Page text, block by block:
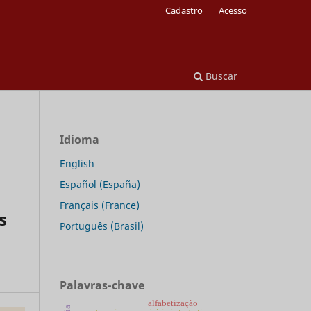
Buscar
Cadastro Acesso
Idioma
English
Español (España)
Français (France)
Português (Brasil)
Palavras-chave
alfabetização